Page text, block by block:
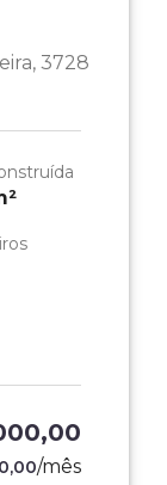
3728
/mês